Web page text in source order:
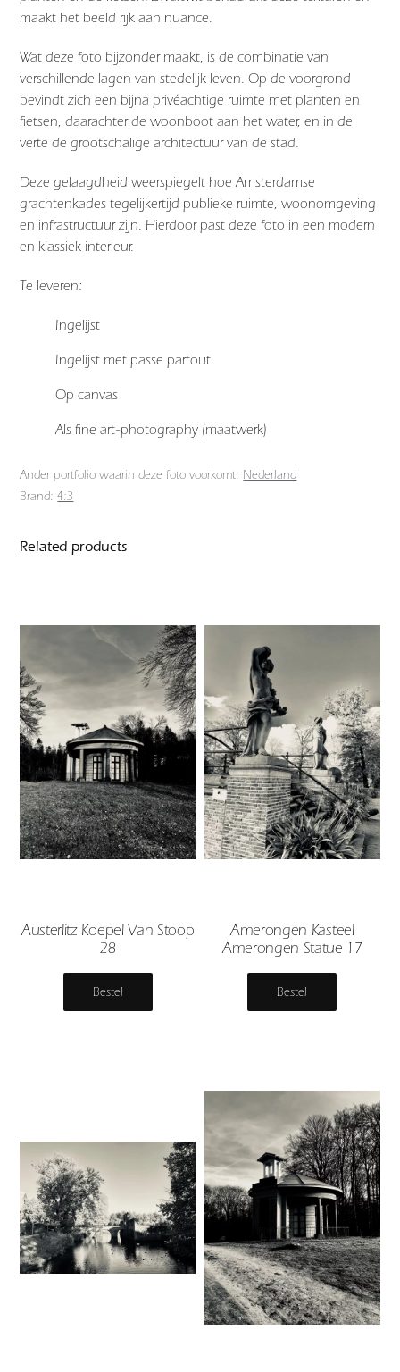
maakt het beeld rijk aan nuance.
Wat deze foto bijzonder maakt, is de combinatie van
verschillende lagen van stedelijk leven. Op de voorgrond
bevindt zich een bijna privéachtige ruimte met planten en
fietsen, daarachter de woonboot aan het water, en in de
verte de grootschalige architectuur van de stad.
Deze gelaagdheid weerspiegelt hoe Amsterdamse
grachtenkades tegelijkertijd publieke ruimte, woonomgeving
en infrastructuur zijn. Hierdoor past deze foto in een modern
en klassiek interieur.
Te leveren:
Ingelijst
Ingelijst met passe partout
Op canvas
Als fine art-photography (maatwerk)
Ander portfolio waarin deze foto voorkomt: Nederland
Brand:4:3
Related products
Austerlitz Koepel Van Stoop
28
Bestel
Amerongen Kasteel
Amerongen Statue 17
Bestel